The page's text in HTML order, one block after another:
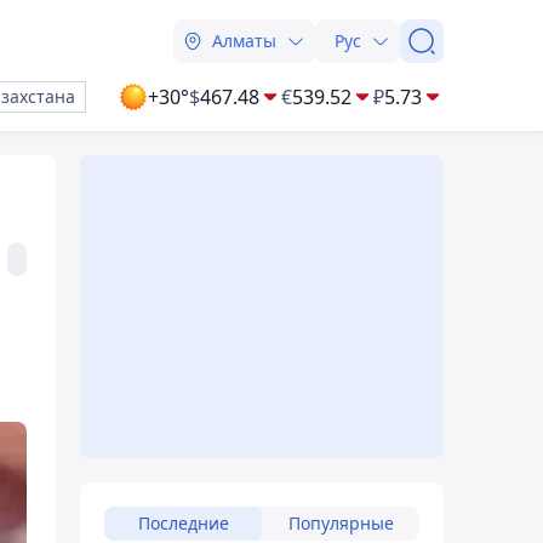
Алматы Рус
+30°$467.48 €539.52 ₽5.73
Последние Популярные